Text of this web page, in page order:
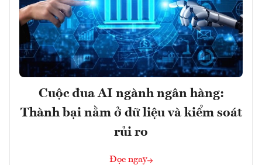
Cuộc đua AI ngành ngân hàng:
Thành bại nằm ở dữ liệu và kiểm soát
rủi ro
Đọc ngay